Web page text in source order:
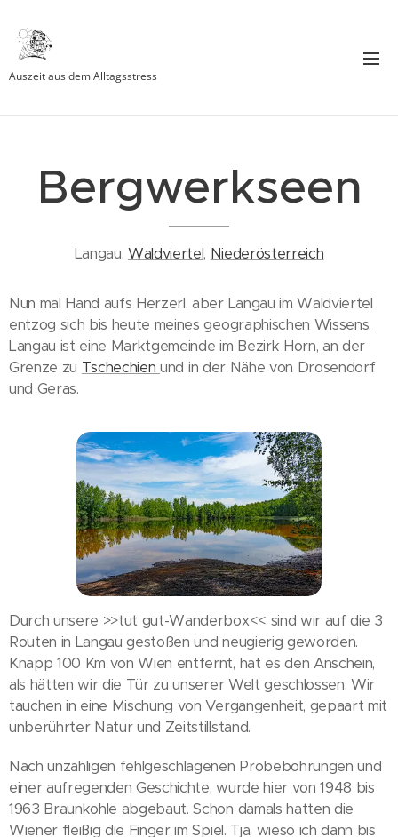
Auszeit aus dem Alltagsstress
Bergwerkseen
Langau, Waldviertel, Niederösterreich
Nun mal Hand aufs Herzerl, aber Langau im Waldviertel
entzog sich bis heute meines geographischen Wissens.
Langau ist eine Marktgemeinde im Bezirk Horn, an der
Grenze zu Tschechienund in der Nähe von Drosendorf
und Geras.
Durch unsere >>tut gut-Wanderbox<< sind wir auf die 3
Routen in Langau gestoßen und neugierig geworden.
Knapp 100 Km von Wien entfernt, hat es den Anschein,
als hätten wir die Tür zu unserer Welt geschlossen. Wir
tauchen in eine Mischung von Vergangenheit, gepaart mit
unberührter Natur und Zeitstillstand.
Nach unzähligen fehlgeschlagenen Probebohrungen und
einer aufregenden Geschichte, wurde hier von 1948 bis
1963 Braunkohle abgebaut. Schon damals hatten die
Wiener fleißig die Finger im Spiel. Tja, wieso ich dann bis